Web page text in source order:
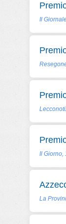
Il
Il Giorno,
La